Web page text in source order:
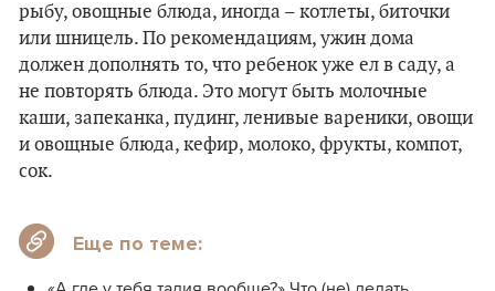
рыбу, овощные блюда, иногда – котлеты, биточки
или шницель. По рекомендациям, ужин дома
должен дополнять то, что ребенок уже ел в саду, а
не повторять блюда. Это могут быть молочные
каши, запеканка, пудинг, ленивые вареники, овощи
и овощные блюда, кефир, молоко, фрукты, компот,
сок.
Еще по теме: